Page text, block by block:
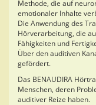
Methode, die auf
emotionaler Inhalte
Die Anwendung des
Hörverarbeitung, die
Fähigkeiten und
Über den auditiven
gefördert.
Das BENAUDIRA
Menschen, deren
auditiver Reize haben.